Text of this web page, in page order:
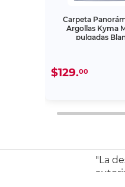
Carpeta
Argollas Kyma
pulgadas
$129.00
"La